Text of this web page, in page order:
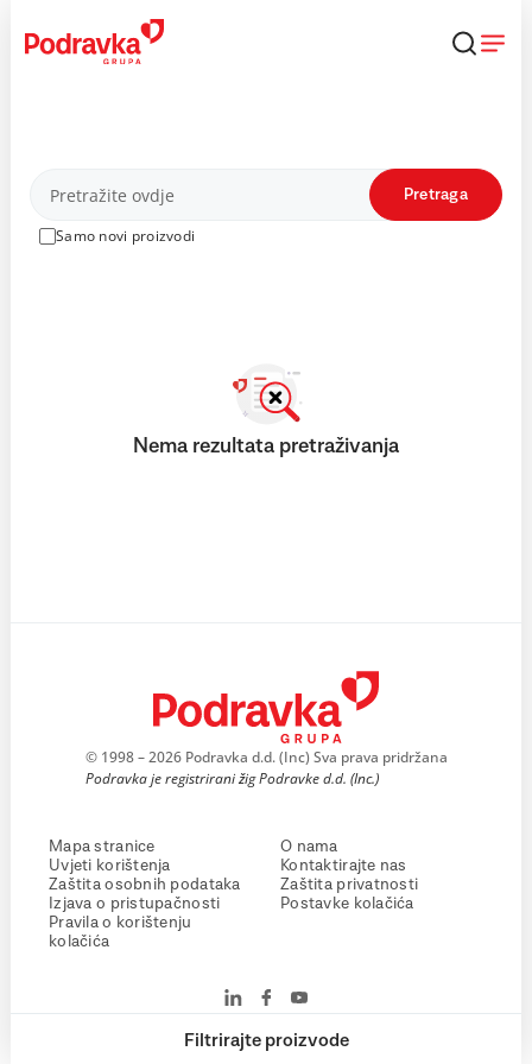
content
Proizvodi
Samo novi proizvodi
Pretraga
Filtrirajte proizvode
Nema rezultata pretraživanja
© 1998 – 2026 Podravka d.d. (Inc) Sva prava pridržana
Podravka je registrirani žig Podravke d.d. (Inc.)
Mapa stranice
Uvjeti korištenja
Zaštita osobnih podataka
Izjava o pristupačnosti
Pravila o korištenju
kolačića
O nama
Kontaktirajte nas
Zaštita privatnosti
Postavke kolačića